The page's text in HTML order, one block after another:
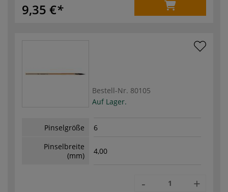
9,35 €
Bestell-Nr. 80105
Auf Lager.
Pinselgröße
6
Pinselbreite
(mm)
4,00
- +